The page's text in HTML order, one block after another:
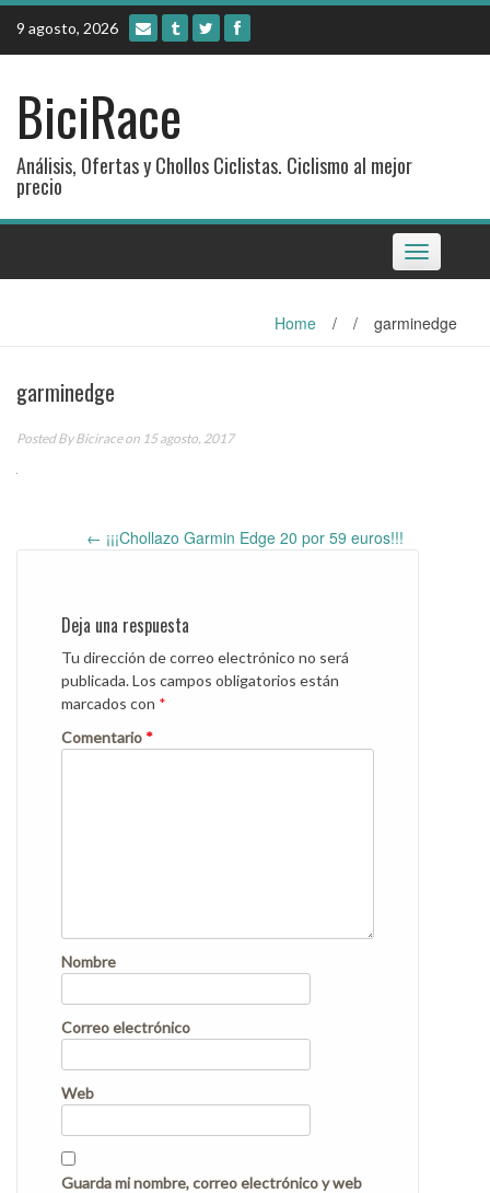
Skip
content
9 agosto, 2026
BiciRace
Análisis, Ofertas y Chollos Ciclistas. Ciclismo al mejor
precio
Toggle
navigation
Home / / garminedge
garminedge
Posted ByBiciraceon 15 agosto, 2017
Post
← ¡¡¡Chollazo Garmin Edge 20 por 59 euros!!!
Deja una respuesta
Tu dirección de correo electrónico no será
publicada.Los campos obligatorios están
marcados con *
Comentario *
Nombre
Correo electrónico
Web
Guarda mi nombre, correo electrónico y web